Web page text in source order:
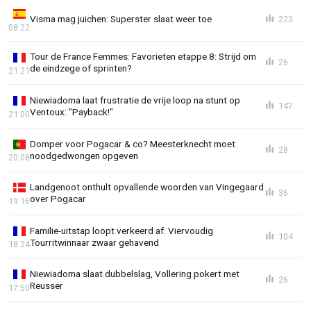
Visma mag juichen: Superster slaat weer toe
08:22
223
Tour de France Femmes: Favorieten etappe 8: Strijd om
de eindzege of sprinten?
21:21
26
Niewiadoma laat frustratie de vrije loop na stunt op
Ventoux: "Payback!"
21:00
147
Domper voor Pogacar & co? Meesterknecht moet
noodgedwongen opgeven
20:08
28
Landgenoot onthult opvallende woorden van Vingegaard
over Pogacar
19:16
36
Familie-uitstap loopt verkeerd af: Viervoudig
Tourritwinnaar zwaar gehavend
18:24
104
Niewiadoma slaat dubbelslag, Vollering pokert met
Reusser
17:50
26